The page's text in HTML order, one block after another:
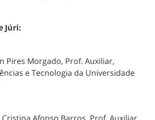
Júri:
Pires Morgado, Prof. Auxiliar,
e Tecnologia da Universidade